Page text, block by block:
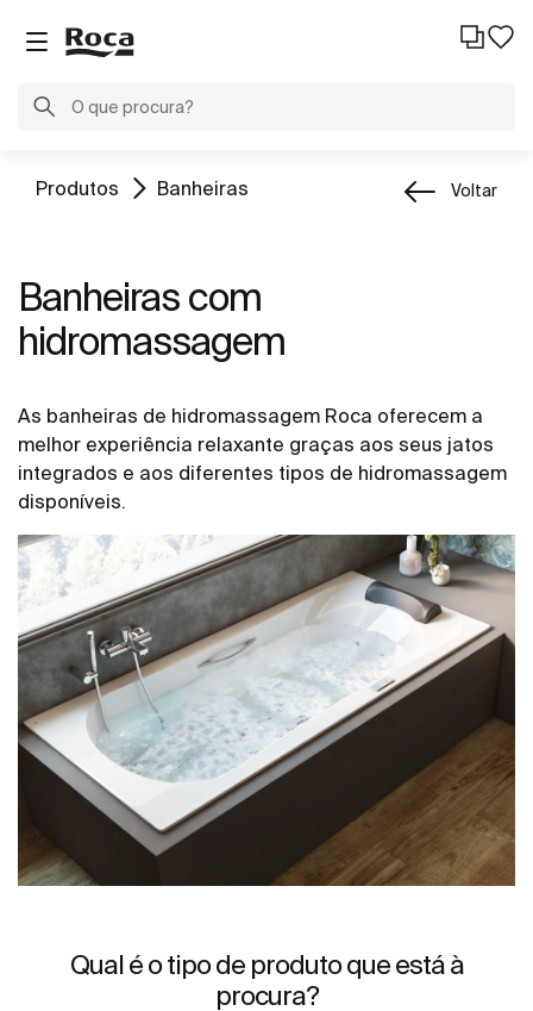
Produtos Banheiras Voltar
Banheiras com
hidromassagem
As banheiras de hidromassagem Roca oferecem a
melhor experiência relaxante graças aos seus jatos
integrados e aos diferentes tipos de hidromassagem
disponíveis.
Qual é o tipo de produto que está à
procura?